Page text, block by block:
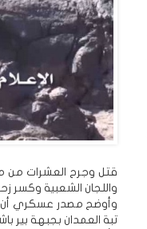
قتل وجرح العشرات من
واللجان الشعبية
وأوضح مصدر عسكري أن
تبة العمدان بجبهة بير